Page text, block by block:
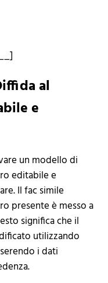
al
e
un modello di
editabile e
Il fac simile
presente è messo a
significa che il
utilizzando
i dati